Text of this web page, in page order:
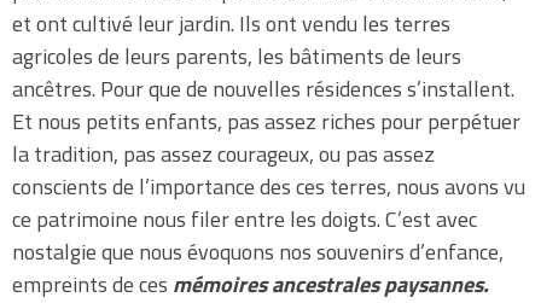
et ont cultivé leur jardin. Ils ont vendu les terres
agricoles de leurs parents, les bâtiments de leurs
ancêtres. Pour que de nouvelles résidences s’installent.
Et nous petits enfants, pas assez riches pour perpétuer
la tradition, pas assez courageux, ou pas assez
conscients de l’importance des ces terres, nous avons vu
ce patrimoine nous filer entre les doigts. C’est avec
nostalgie que nous évoquons nos souvenirs d’enfance,
empreints de ces mémoires ancestrales paysannes.